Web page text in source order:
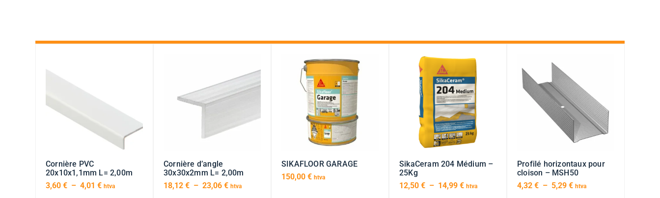
Cornière PVC
20x10x1,1mm L= 2,00m
3,60 € – 4,01 € htva
Cornière d’angle
30x30x2mm L= 2,00m
18,12 € – 23,06 € htva
SIKAFLOOR GARAGE
150,00 € htva
SikaCeram 204 Médium –
25Kg
12,50 € – 14,99 € htva
Profilé horizontaux pour
cloison – MSH50
4,32 € – 5,29 € htva